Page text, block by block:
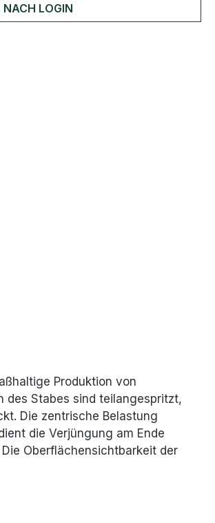
NACH LOGIN
Produktion von
des Stabes sind teilangespritzt,
Die zentrische Belastung
die Verjüngung am Ende
Oberflächensichtbarkeit der